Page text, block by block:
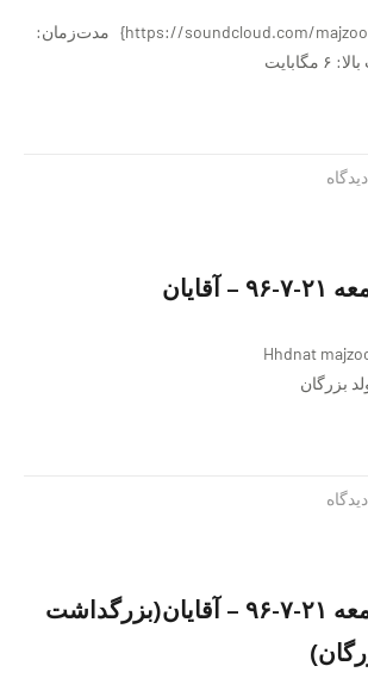
{https://soundcloud.com/majzooban/haqtmadzsczf} مدت‌زمان:
بزرگان
مجلس صبح جمعه ٢١-٧-٩۶ – آقایان(بزرگداشت